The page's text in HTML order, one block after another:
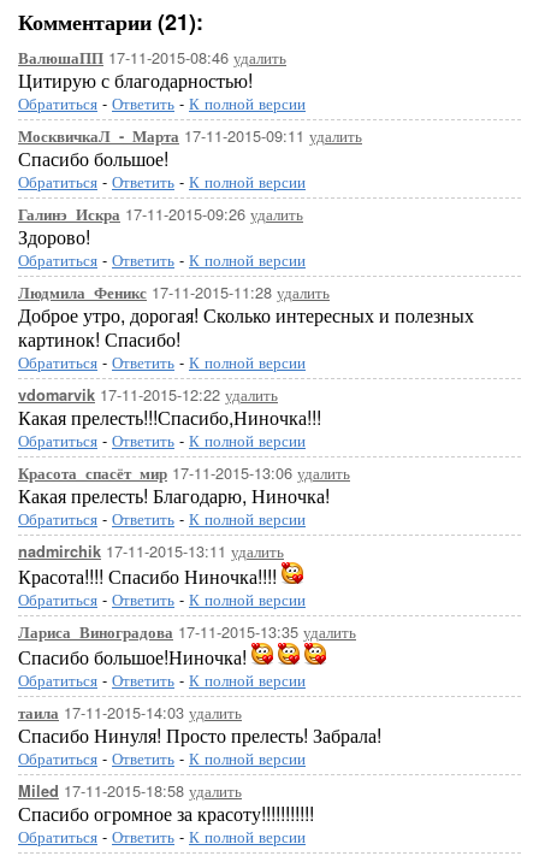
Комментарии (21):
ВалюшаПП 17-11-2015-08:46 удалить
Цитирую с благодарностью!
Обратиться - Ответить - К полной версии
МосквичкаЛ_-_Марта 17-11-2015-09:11 удалить
Спасибо большое!
Обратиться - Ответить - К полной версии
Галинэ_Искра 17-11-2015-09:26 удалить
Здорово!
Обратиться - Ответить - К полной версии
Людмила_Феникс 17-11-2015-11:28 удалить
Доброе утро, дорогая! Сколько интересных и полезных
картинок! Спасибо!
Обратиться - Ответить - К полной версии
vdomarvik 17-11-2015-12:22 удалить
Какая прелесть!!!Спасибо,Ниночка!!!
Обратиться - Ответить - К полной версии
Красота_спасёт_мир 17-11-2015-13:06 удалить
Какая прелесть! Благодарю, Ниночка!
Обратиться - Ответить - К полной версии
nadmirchik 17-11-2015-13:11 удалить
Красота!!!! Спасибо Ниночка!!!!
Обратиться - Ответить - К полной версии
Лариса_Виноградова 17-11-2015-13:35 удалить
Спасибо большое!Ниночка!
Обратиться - Ответить - К полной версии
таила 17-11-2015-14:03 удалить
Спасибо Нинуля! Просто прелесть! Забрала!
Обратиться - Ответить - К полной версии
Miled 17-11-2015-18:58 удалить
Спасибо огромное за красоту!!!!!!!!!!!
Обратиться - Ответить - К полной версии